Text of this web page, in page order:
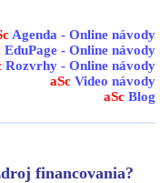
Agenda - Online návody
EduPage - Online návody
Rozvrhy - Online návody
aSc Video návody
aSc Blog
financovania?